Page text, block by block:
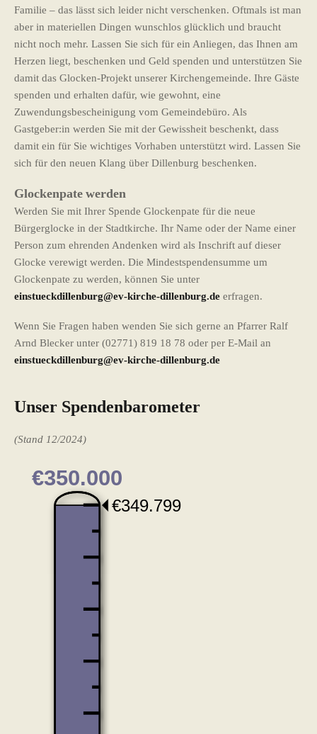
Familie – das lässt sich leider nicht verschenken. Oftmals ist man
aber in materiellen Dingen wunschlos glücklich und braucht
nicht noch mehr. Lassen Sie sich für ein Anliegen, das Ihnen am
Herzen liegt, beschenken und Geld spenden und unterstützen Sie
damit das Glocken-Projekt unserer Kirchengemeinde. Ihre Gäste
spenden und erhalten dafür, wie gewohnt, eine
Zuwendungsbescheinigung vom Gemeindebüro. Als
Gastgeber:in werden Sie mit der Gewissheit beschenkt, dass
damit ein für Sie wichtiges Vorhaben unterstützt wird. Lassen Sie
sich für den neuen Klang über Dillenburg beschenken.
Glockenpate werden
Werden Sie mit Ihrer Spende Glockenpate für die neue
Bürgerglocke in der Stadtkirche. Ihr Name oder der Name einer
Person zum ehrenden Andenken wird als Inschrift auf dieser
Glocke verewigt werden. Die Mindestspendensumme um
Glockenpate zu werden, können Sie unter
einstueckdillenburg@ev-kirche-dillenburg.de erfragen.
Wenn Sie Fragen haben wenden Sie sich gerne an Pfarrer Ralf
Arnd Blecker unter (02771) 819 18 78 oder per E-Mail an
einstueckdillenburg@ev-kirche-dillenburg.de
Unser Spendenbarometer
(Stand 12/2024)
€350.000
€349.799